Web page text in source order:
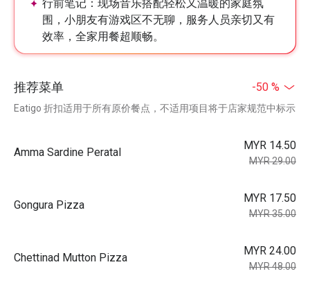
行前笔记： 现场音乐搭配轻松又温暖的家庭氛
围，小朋友有游戏区不无聊，服务人员亲切又有
效率，全家用餐超顺畅。
推荐菜单 -50 %
Eatigo 折扣适用于所有原价餐点，不适用项目将于店家规范中标示
Amma Sardine Peratal
MYR 14.50
MYR 29.00
Gongura Pizza
MYR 17.50
MYR 35.00
Chettinad Mutton Pizza
MYR 24.00
MYR 48.00